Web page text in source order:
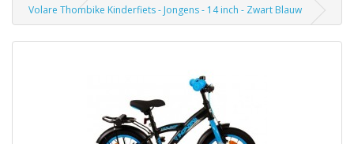
Volare Thombike Kinderfiets - Jongens - 14 inch - Zwart Blauw